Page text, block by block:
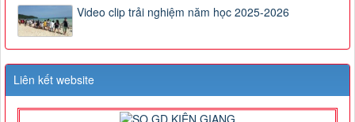
Video clip trải nghiệm năm học 2025-2026
Liên kết website